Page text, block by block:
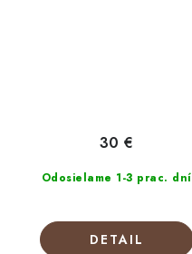
Odosielame 1-3 prac. dní
30 €
DETAIL